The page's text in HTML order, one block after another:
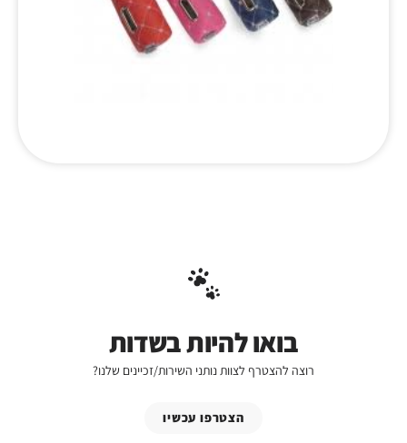
בואו להיות בשדות
רוצה להצטרף לצוות נותני השירות/זכיינים שלנו?
הצטרפו עכשיו